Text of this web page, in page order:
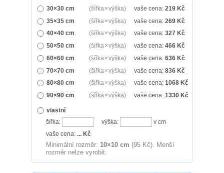
30×30 cm
(šířka × výška) vaše cena: 219 Kč
35×35 cm
(šířka × výška) vaše cena: 269 Kč
40×40 cm
(šířka × výška) vaše cena: 327 Kč
50×50 cm
(šířka × výška) vaše cena: 466 Kč
60×60 cm
(šířka × výška) vaše cena: 636 Kč
70×70 cm
(šířka × výška) vaše cena: 836 Kč
80×80 cm
(šířka × výška) vaše cena: 1068 Kč
90×90 cm
(šířka × výška) vaše cena: 1330 Kč
vlastní
šířka:
výška:
v cm
vaše cena:
Kč
Minimální rozměr: 10×10 cm (95 Kč). Menší
rozměr nelze vyrobit.